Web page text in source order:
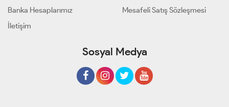
Banka Hesaplarımız
İletişim
Mesafeli Satış Sözleşmesi
Sosyal Medya